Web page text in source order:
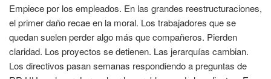
Empiece por los empleados. En las grandes reestructuraciones,
el primer daño recae en la moral. Los trabajadores que se
quedan suelen perder algo más que compañeros. Pierden
claridad. Los proyectos se detienen. Las jerarquías cambian.
Los directivos pasan semanas respondiendo a preguntas de